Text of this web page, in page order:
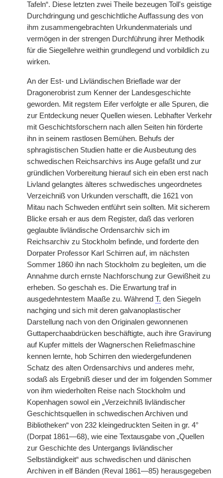
Tafeln“. Diese letzten zwei Theile bezeugen Toll's geistige
Durchdringung und geschichtliche Auffassung des von
ihm zusammengebrachten Urkundenmaterials und
vermögen in der strengen Durchführung ihrer Methodik
für die Siegellehre weithin grundlegend und vorbildlich zu
wirken.
An der Est- und Livländischen Brieflade war der
Dragonerobrist zum Kenner der Landesgeschichte
geworden. Mit regstem Eifer verfolgte er alle Spuren, die
zur Entdeckung neuer Quellen wiesen. Lebhafter Verkehr
mit Geschichtsforschern nach allen Seiten hin förderte
ihn in seinem rastlosen Bemühen. Behufs der
sphragistischen Studien hatte er die Ausbeutung des
schwedischen Reichsarchivs ins Auge gefaßt und zur
gründlichen Vorbereitung hierauf sich ein eben erst nach
Livland gelangtes älteres schwedisches ungeordnetes
Verzeichniß von Urkunden verschafft, die 1621 von
Mitau nach Schweden entführt sein sollten. Mit sicherem
Blicke ersah er aus dem Register, daß das verloren
geglaubte livländische Ordensarchiv sich im
Reichsarchiv zu Stockholm befinde, und forderte den
Dorpater Professor Karl Schirren auf, im nächsten
Sommer 1860 ihn nach Stockholm zu begleiten, um die
Annahme durch ernste Nachforschung zur Gewißheit zu
erheben. So geschah es. Die Erwartung traf in
ausgedehntestem Maaße zu. Während T. den Siegeln
nachging und sich mit deren galvanoplastischer
Darstellung nach von den Originalen gewonnenen
Guttaperchaabdrücken beschäftigte, auch ihre Gravirung
auf Kupfer mittels der Wagnerschen Reliefmaschine
kennen lernte, hob Schirren den wiedergefundenen
Schatz des alten Ordensarchivs und anderes mehr,
sodaß als Ergebniß dieser und der im folgenden Sommer
von ihm wiederholten Reise nach Stockholm und
Kopenhagen sowol ein „Verzeichniß livländischer
Geschichtsquellen in schwedischen Archiven und
Bibliotheken“ von 232 kleingedruckten Seiten in gr. 4°
(Dorpat 1861—68), wie eine Textausgabe von „Quellen
zur Geschichte des Untergangs livländischer
Selbständigkeit“ aus schwedischen und dänischen
Archiven in elf Bänden (Reval 1861—85) herausgegeben